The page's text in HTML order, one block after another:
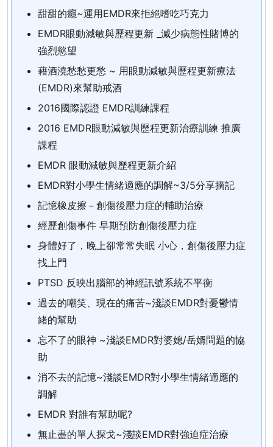
甜甜的癮~運用EMDR來拒絕嗜吃巧克力
EMDR眼動減敏與歷程更新 _減少病態性賭博的
強烈慾望
藉酒澆愁愁更愁 ~ 用眼動減敏與歷程更新療法
(EMDR)來幫助戒酒
2016國際認證 EMDR訓練課程
2016 EMDR眼動減敏與歷程更新治療訓練 推廣
課程
EMDR 眼動減敏與歷程更新介紹
EMDR對小學生情緒適應的調解~3/5分享摘記
記憶橡皮擦－創傷後壓力症的輔助治療
經歷創傷事件 早期預防創傷後壓力症
身體好了，晚上卻常常失眠 小心，創傷後壓力症
找上門
PTSD 反映出腦部的神經訊號系統不平衡
過去的嘲笑、現在的痛苦~淺談EMDR對憂鬱情
緒的幫助
忘不了的眼神 ~淺談EMDR對婆媳/岳婿問題的協
助
消不去的記憶~淺談EMDR對小學生情緒適應的
調解
EMDR 對誰有幫助呢?
無止盡的單人探戈~淺談EMDR對強迫症治療